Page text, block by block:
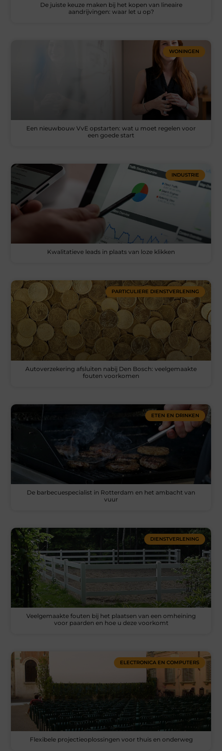
De juiste keuze maken bij het kopen van lineaire
aandrijvingen: waar let u op?
WONINGEN
Een nieuwbouw VvE opstarten: wat u moet regelen voor
een goede start
INDUSTRIE
Kwalitatieve leads in plaats van loze klikken
PARTICULIERE DIENSTVERLENING
Autoverzekering afsluiten nabij Den Bosch: veelgemaakte
fouten voorkomen
ETEN EN DRINKEN
De barbecuespecialist in Rotterdam en het ambacht van
vuur
DIENSTVERLENING
Veelgemaakte fouten bij het plaatsen van een omheining
voor paarden en hoe u deze voorkomt
ELECTRONICA EN COMPUTERS
Flexibele projectieoplossingen voor thuis en onderweg